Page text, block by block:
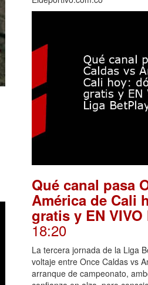
Qué canal pasa
América de Cali
gratis y EN
18:20
La tercera jornada de la Liga
voltaje entre Once Caldas vs
arranque de campeonato,